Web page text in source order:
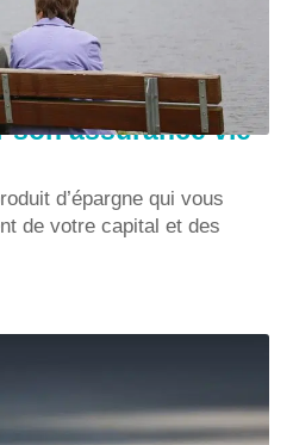
son assurance vie
d’épargne qui vous
de votre capital et des